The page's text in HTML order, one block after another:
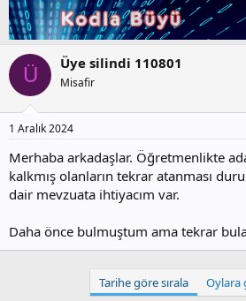
n
b
u
y
u
a
l
a
t
a
n
ş
l
a
n
g
a
r
i
h
i
i
k
e
Ü Üye silindi 110801
Misafir
1 Aralık 2024
Merhaba arkadaşlar. Öğretmenlikte
kalkmış olanların tekrar atanması
dair mevzuata ihtiyacım var.
Daha önce bulmuştum ama tekrar
Tarihe göre sırala Oylara